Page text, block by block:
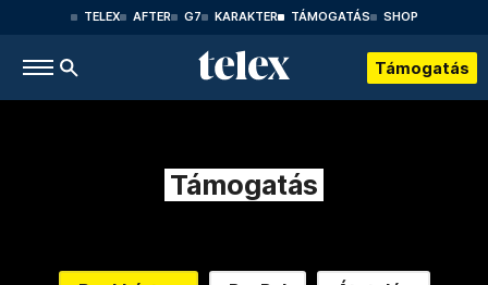
TELEX AFTER G7 KARAKTER TÁMOGATÁS SHOP
Támogatás
Támogatás